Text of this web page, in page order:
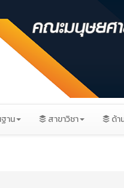
าน สาขาวิชา ด้า